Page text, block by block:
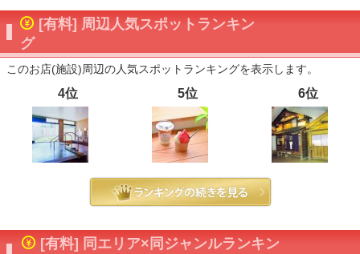
[有料] 周辺人気スポットランキン
グ
このお店(施設)周辺の人気スポットランキングを表示します。
4位 5位 6位
[有料] 同エリア×同ジャンルランキン